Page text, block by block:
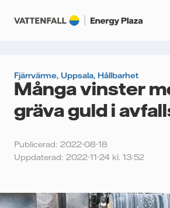
Start
Kunskapshubb
Fördjupning
Artiklar
Podcasts
Fjärrvärme, Uppsala, Hållbarhet
Många vinster
gräva guld i
Publicerad: 2022-08-18
Uppdaterad: 2022-11-24 kl. 13:52